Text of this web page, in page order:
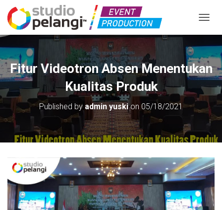
Fitur Videotron Absen Menentukan
Kualitas Produk
Published by admin yuskion 05/18/2021